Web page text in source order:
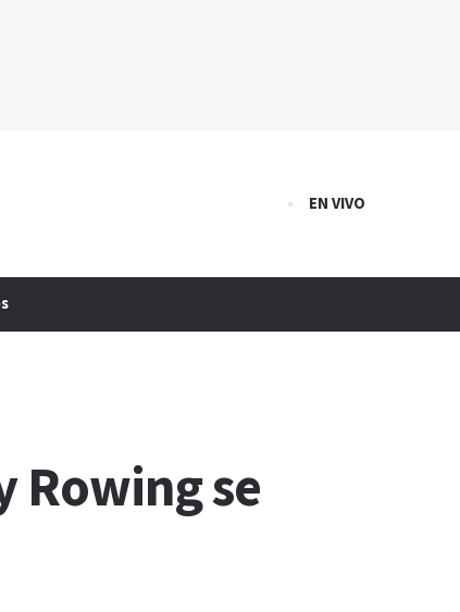
EN VIVO
Rowing se